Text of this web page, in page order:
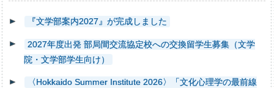
『文学部案内2027』が完成しました
2027年度出発 部局間交流協定校への交換留学生募集（文学
院・文学部学生向け）
〈Hokkaido Summer Institute 2026〉「文化心理学の最前線